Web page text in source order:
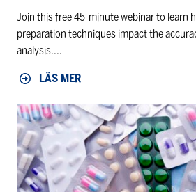
Join this free 45-minute webinar to learn
preparation techniques impact the
analysis....
LÄS MER
The
8th
International
Symposium
on